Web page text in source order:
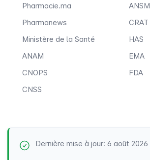
Pharmacie.ma
Pharmanews
Ministère de la Santé
ANAM
CNOPS
CNSS
ANSM
CRAT
HAS
EMA
FDA
Dernière mise à jour: 6 août 2026